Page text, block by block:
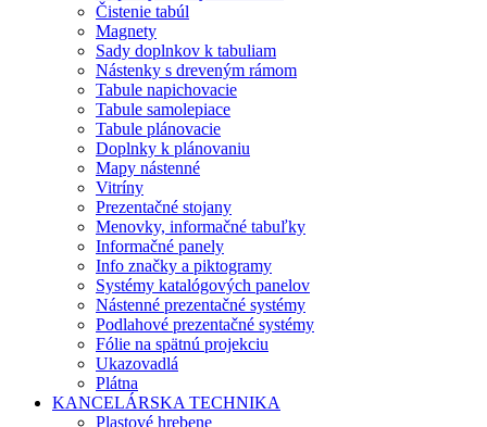
Čistenie tabúl
Magnety
Sady doplnkov k tabuliam
Nástenky s dreveným rámom
Tabule napichovacie
Tabule samolepiace
Tabule plánovacie
Doplnky k plánovaniu
Mapy nástenné
Vitríny
Prezentačné stojany
Menovky, informačné tabuľky
Informačné panely
Info značky a piktogramy
Systémy katalógových panelov
Nástenné prezentačné systémy
Podlahové prezentačné systémy
Fólie na spätnú projekciu
Ukazovadlá
Plátna
KANCELÁRSKA TECHNIKA
Plastové hrebene